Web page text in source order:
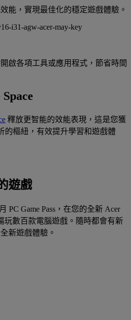
能，實現最佳化的穩定遊戲體驗。
啟各項工具或應用程式，節省時間
釋放更智能的效能表現，這是您獲
的樞紐，有效提升學習和遊戲體
遊戲
PC Game Pass，在您的全新 Acer
玩數百款電腦遊戲。隨時都會有新
新遊戲體驗。